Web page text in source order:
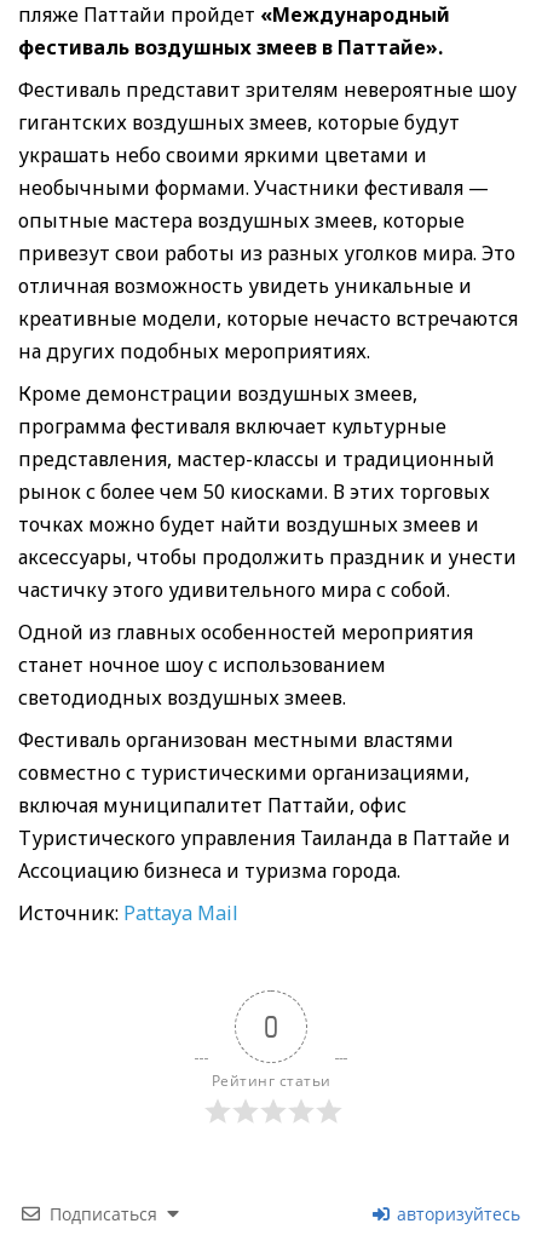
пляже Паттайи пройдет «Международный
фестиваль воздушных змеев в Паттайе».
Фестиваль представит зрителям невероятные шоу
гигантских воздушных змеев, которые будут
украшать небо своими яркими цветами и
необычными формами. Участники фестиваля —
опытные мастера воздушных змеев, которые
привезут свои работы из разных уголков мира. Это
отличная возможность увидеть уникальные и
креативные модели, которые нечасто встречаются
на других подобных мероприятиях.
Кроме демонстрации воздушных змеев,
программа фестиваля включает культурные
представления, мастер-классы и традиционный
рынок с более чем 50 киосками. В этих торговых
точках можно будет найти воздушных змеев и
аксессуары, чтобы продолжить праздник и унести
частичку этого удивительного мира с собой.
Одной из главных особенностей мероприятия
станет ночное шоу с использованием
светодиодных воздушных змеев.
Фестиваль организован местными властями
совместно с туристическими организациями,
включая муниципалитет Паттайи, офис
Туристического управления Таиланда в Паттайе и
Ассоциацию бизнеса и туризма города.
Источник: Pattaya Mail
0
Рейтинг статьи
Подписаться авторизуйтесь